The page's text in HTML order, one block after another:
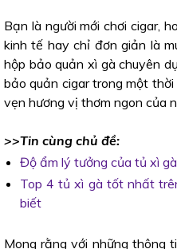
Bạn là người mới chơi cigar,
kinh tế hay chỉ đơn giản là
hộp bảo quản xì gà chuyên
bảo quản cigar trong một
vẹn hương vị thơm ngon của
>>Tin cùng chủ đề:
Độ ẩm lý tưởng của tủ xì
Top 4 tủ xì gà tốt nhất
biết
Mong rằng với những thông